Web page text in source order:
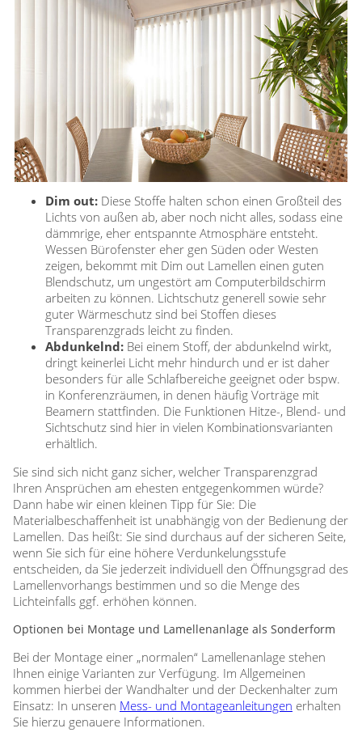
Dim out: Diese Stoffe halten schon einen Großteil des
Lichts von außen ab, aber noch nicht alles, sodass eine
dämmrige, eher entspannte Atmosphäre entsteht.
Wessen Bürofenster eher gen Süden oder Westen
zeigen, bekommt mit Dim out Lamellen einen guten
Blendschutz, um ungestört am Computerbildschirm
arbeiten zu können. Lichtschutz generell sowie sehr
guter Wärmeschutz sind bei Stoffen dieses
Transparenzgrads leicht zu finden.
Abdunkelnd: Bei einem Stoff, der abdunkelnd wirkt,
dringt keinerlei Licht mehr hindurch und er ist daher
besonders für alle Schlafbereiche geeignet oder bspw.
in Konferenzräumen, in denen häufig Vorträge mit
Beamern stattfinden. Die Funktionen Hitze-, Blend- und
Sichtschutz sind hier in vielen Kombinationsvarianten
erhältlich.
Sie sind sich nicht ganz sicher, welcher Transparenzgrad
Ihren Ansprüchen am ehesten entgegenkommen würde?
Dann habe wir einen kleinen Tipp für Sie: Die
Materialbeschaffenheit ist unabhängig von der Bedienung der
Lamellen. Das heißt: Sie sind durchaus auf der sicheren Seite,
wenn Sie sich für eine höhere Verdunkelungsstufe
entscheiden, da Sie jederzeit individuell den Öffnungsgrad des
Lamellenvorhangs bestimmen und so die Menge des
Lichteinfalls ggf. erhöhen können.
Optionen bei Montage und Lamellenanlage als Sonderform
Bei der Montage einer „normalen“ Lamellenanlage stehen
Ihnen einige Varianten zur Verfügung. Im Allgemeinen
kommen hierbei der Wandhalter und der Deckenhalter zum
Einsatz: In unseren Mess- und Montageanleitungen erhalten
Sie hierzu genauere Informationen.